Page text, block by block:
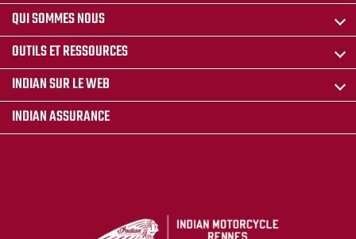
QUI SOMMES NOUS
OUTILS ET RESSOURCES
INDIAN SUR LE WEB
INDIAN ASSURANCE